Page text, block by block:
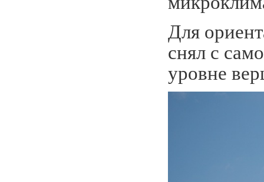
Для
снял с
уровне